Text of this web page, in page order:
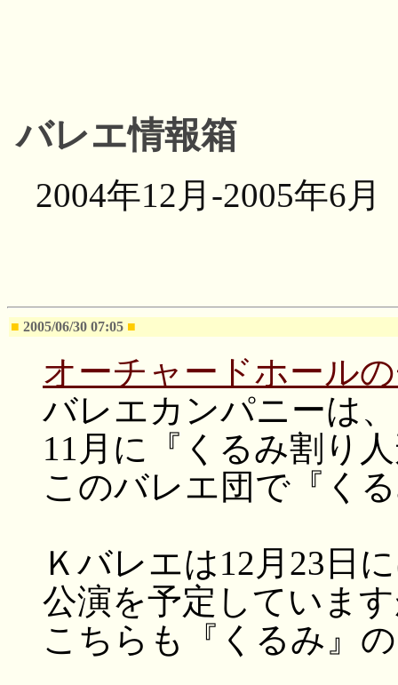
バレエ情報箱
2004年12月-2005年6月
■ 2005/06/30 07:05 ■
オーチャードホール
バレエカンパニーは、
11月に『くるみ割り
このバレエ団で『く
Ｋバレエは12月23日
公演を予定していま
こちらも『くるみ』